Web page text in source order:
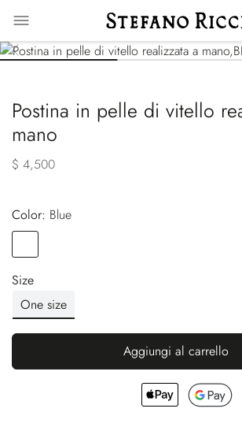
Postina in pelle di vitello
mano
$ 4,500
Color:
blue
Size
One size
Aggiungi al carrello